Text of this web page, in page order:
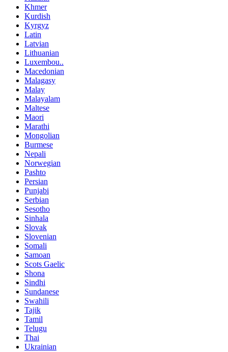
Khmer
Kurdish
Kyrgyz
Latin
Latvian
Lithuanian
Luxembou..
Macedonian
Malagasy
Malay
Malayalam
Maltese
Maori
Marathi
Mongolian
Burmese
Nepali
Norwegian
Pashto
Persian
Punjabi
Serbian
Sesotho
Sinhala
Slovak
Slovenian
Somali
Samoan
Scots Gaelic
Shona
Sindhi
Sundanese
Swahili
Tajik
Tamil
Telugu
Thai
Ukrainian